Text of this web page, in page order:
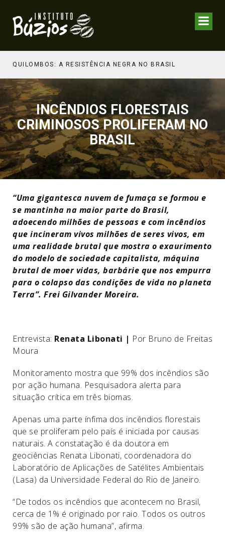
QUILOMBOS: A RESISTÊNCIA NEGRA NO BRASIL
INCÊNDIOS FLORESTAIS
CRIMINOSOS PROLIFERAM NO
BRASIL
“Uma gigantesca nuvem de fumaça se formou e
se mantinha na maior parte do Brasil,
adoecendo milhões de pessoas e com incêndios
que incineram vivos milhões de seres vivos, em
uma realidade brutal que mostra o exaurimento
do modelo de sociedade capitalista, máquina
brutal de moer vidas, barbárie que nos empurra
para o colapso das condições de vida no planeta
Terra”. Frei Gilvander Moreira.
Entrevista: Renata Libonati | Por Bruno de Freitas
Moura
Monitoramento mostra que 99% dos incêndios são
por ação humana. Pesquisadora alerta para
situação crítica em três biomas.
Apenas uma parte ínfima dos incêndios florestais
que se proliferam pelo país é iniciada por causas
naturais. A constatação é da doutora em
geociências Renata Libonati, coordenadora do
Laboratório de Aplicações de Satélites Ambientais
(Lasa) da Universidade Federal do Rio de Janeiro.
“De todos os incêndios que acontecem no Brasil,
cerca de 1% é originado por raio. Todos os outros
99% são de ação humana”, afirma.